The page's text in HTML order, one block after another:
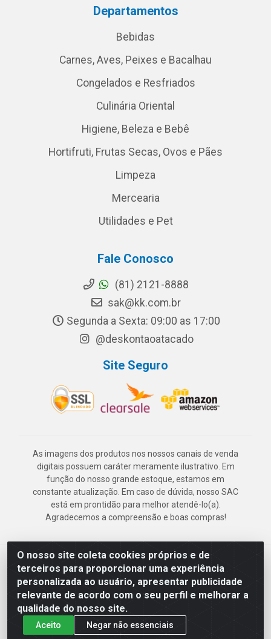
O nosso site coleta cookies próprios e de
terceiros para proporcionar uma experiência
personalizada ao usuário, apresentar publicidade
relevante de acordo com o seu perfil e melhorar a
qualidade do nosso site.
Aceito Negar não essenciais
Departamentos
Bebidas
Carnes, Aves, Peixes e Bacalhau
Congelados e Resfriados
Culinária Oriental
Higiene, Beleza e Bebê
Hortifruti, Frutas Secas, Ovos e Pães
Limpeza
Mercearia
Utilidades e Pet
Fale Conosco
(81) 2121-8888
sak@kk.com.br
Segunda a Sexta: 09:00 as 17:00
@deskontaoatacado
Site Seguro
As imagens dos produtos nos nossos canais de venda
digitais possuem caráter meramente ilustrativo. Em
função do nosso grande estoque, estamos em
constante atualização. Em caso de dúvida, nosso SAC
está em prontidão para melhor atendê-lo(a).
Agradecemos a compreensão e boas compras!
Deskontão Atacado - Av. Marechal Mascarenhas de Morais, 2471 -
Imbiribeira - Recife/PE - CEP 51.150-001 - CNPJ 24.150.377/0003-
57